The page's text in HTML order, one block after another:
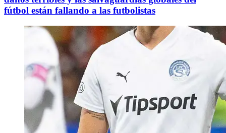
fútbol están fallando a las futbolistas